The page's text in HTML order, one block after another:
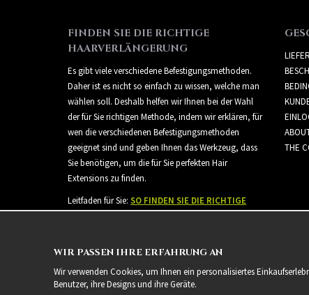
FINDEN SIE DIE RICHTIGE
HAARVERLÄNGERUNG
Es gibt viele verschiedene Befestigungsmethoden.
Daher ist es nicht so einfach zu wissen, welche man
wählen soll. Deshalb helfen wir Ihnen bei der Wahl
der für Sie richtigen Methode, indem wir erklären, für
wen die verschiedenen Befestigungsmethoden
geeignet sind und geben Ihnen das Werkzeug, dass
Sie benötigen, um die für Sie perfekten Hair
Extensions zu finden.
Leitfaden für Sie: SO FINDEN SIE DIE RICHTIGE
THE
WIR PASSEN IHRE ERFAHRUNG AN
Wir verwenden Cookies, um Ihnen ein personalisiertes
Benutzer, ihre Designs und ihre Geräte.